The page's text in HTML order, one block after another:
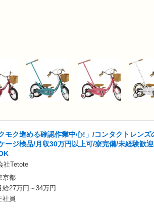
クモク進める確認作業中心!」/コンタクトレンズ
ージ検品/月収30万円以上可/寮完備/未経験歓
社Tetote
京都
給27万円～34万円
社員